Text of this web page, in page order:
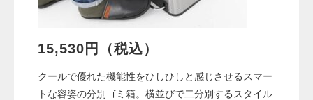
15,530円（税込）
クールで優れた機能性をひしひしと感じさせるスマー
トな容姿の分別ゴミ箱。横並びで二分別するスタイル